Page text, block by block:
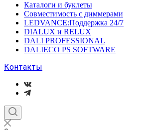
Каталоги и буклеты
Совместимость с диммерами
LEDVANCE:Поддержка 24/7
DIALUX и RELUX
DALI PROFESSIONAL
DALIECO PS SOFTWARE
Контакты